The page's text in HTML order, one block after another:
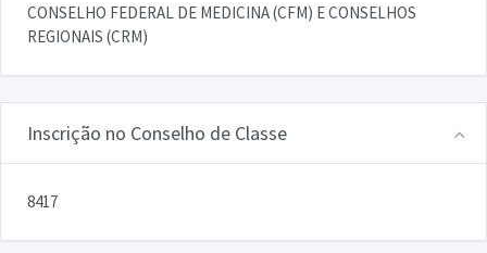
CONSELHO FEDERAL DE MEDICINA (CFM) E CONSELHOS
REGIONAIS (CRM)
Inscrição no Conselho de Classe
8417